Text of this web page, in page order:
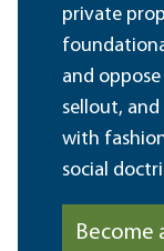
private
and
sellout,
with
social
Become